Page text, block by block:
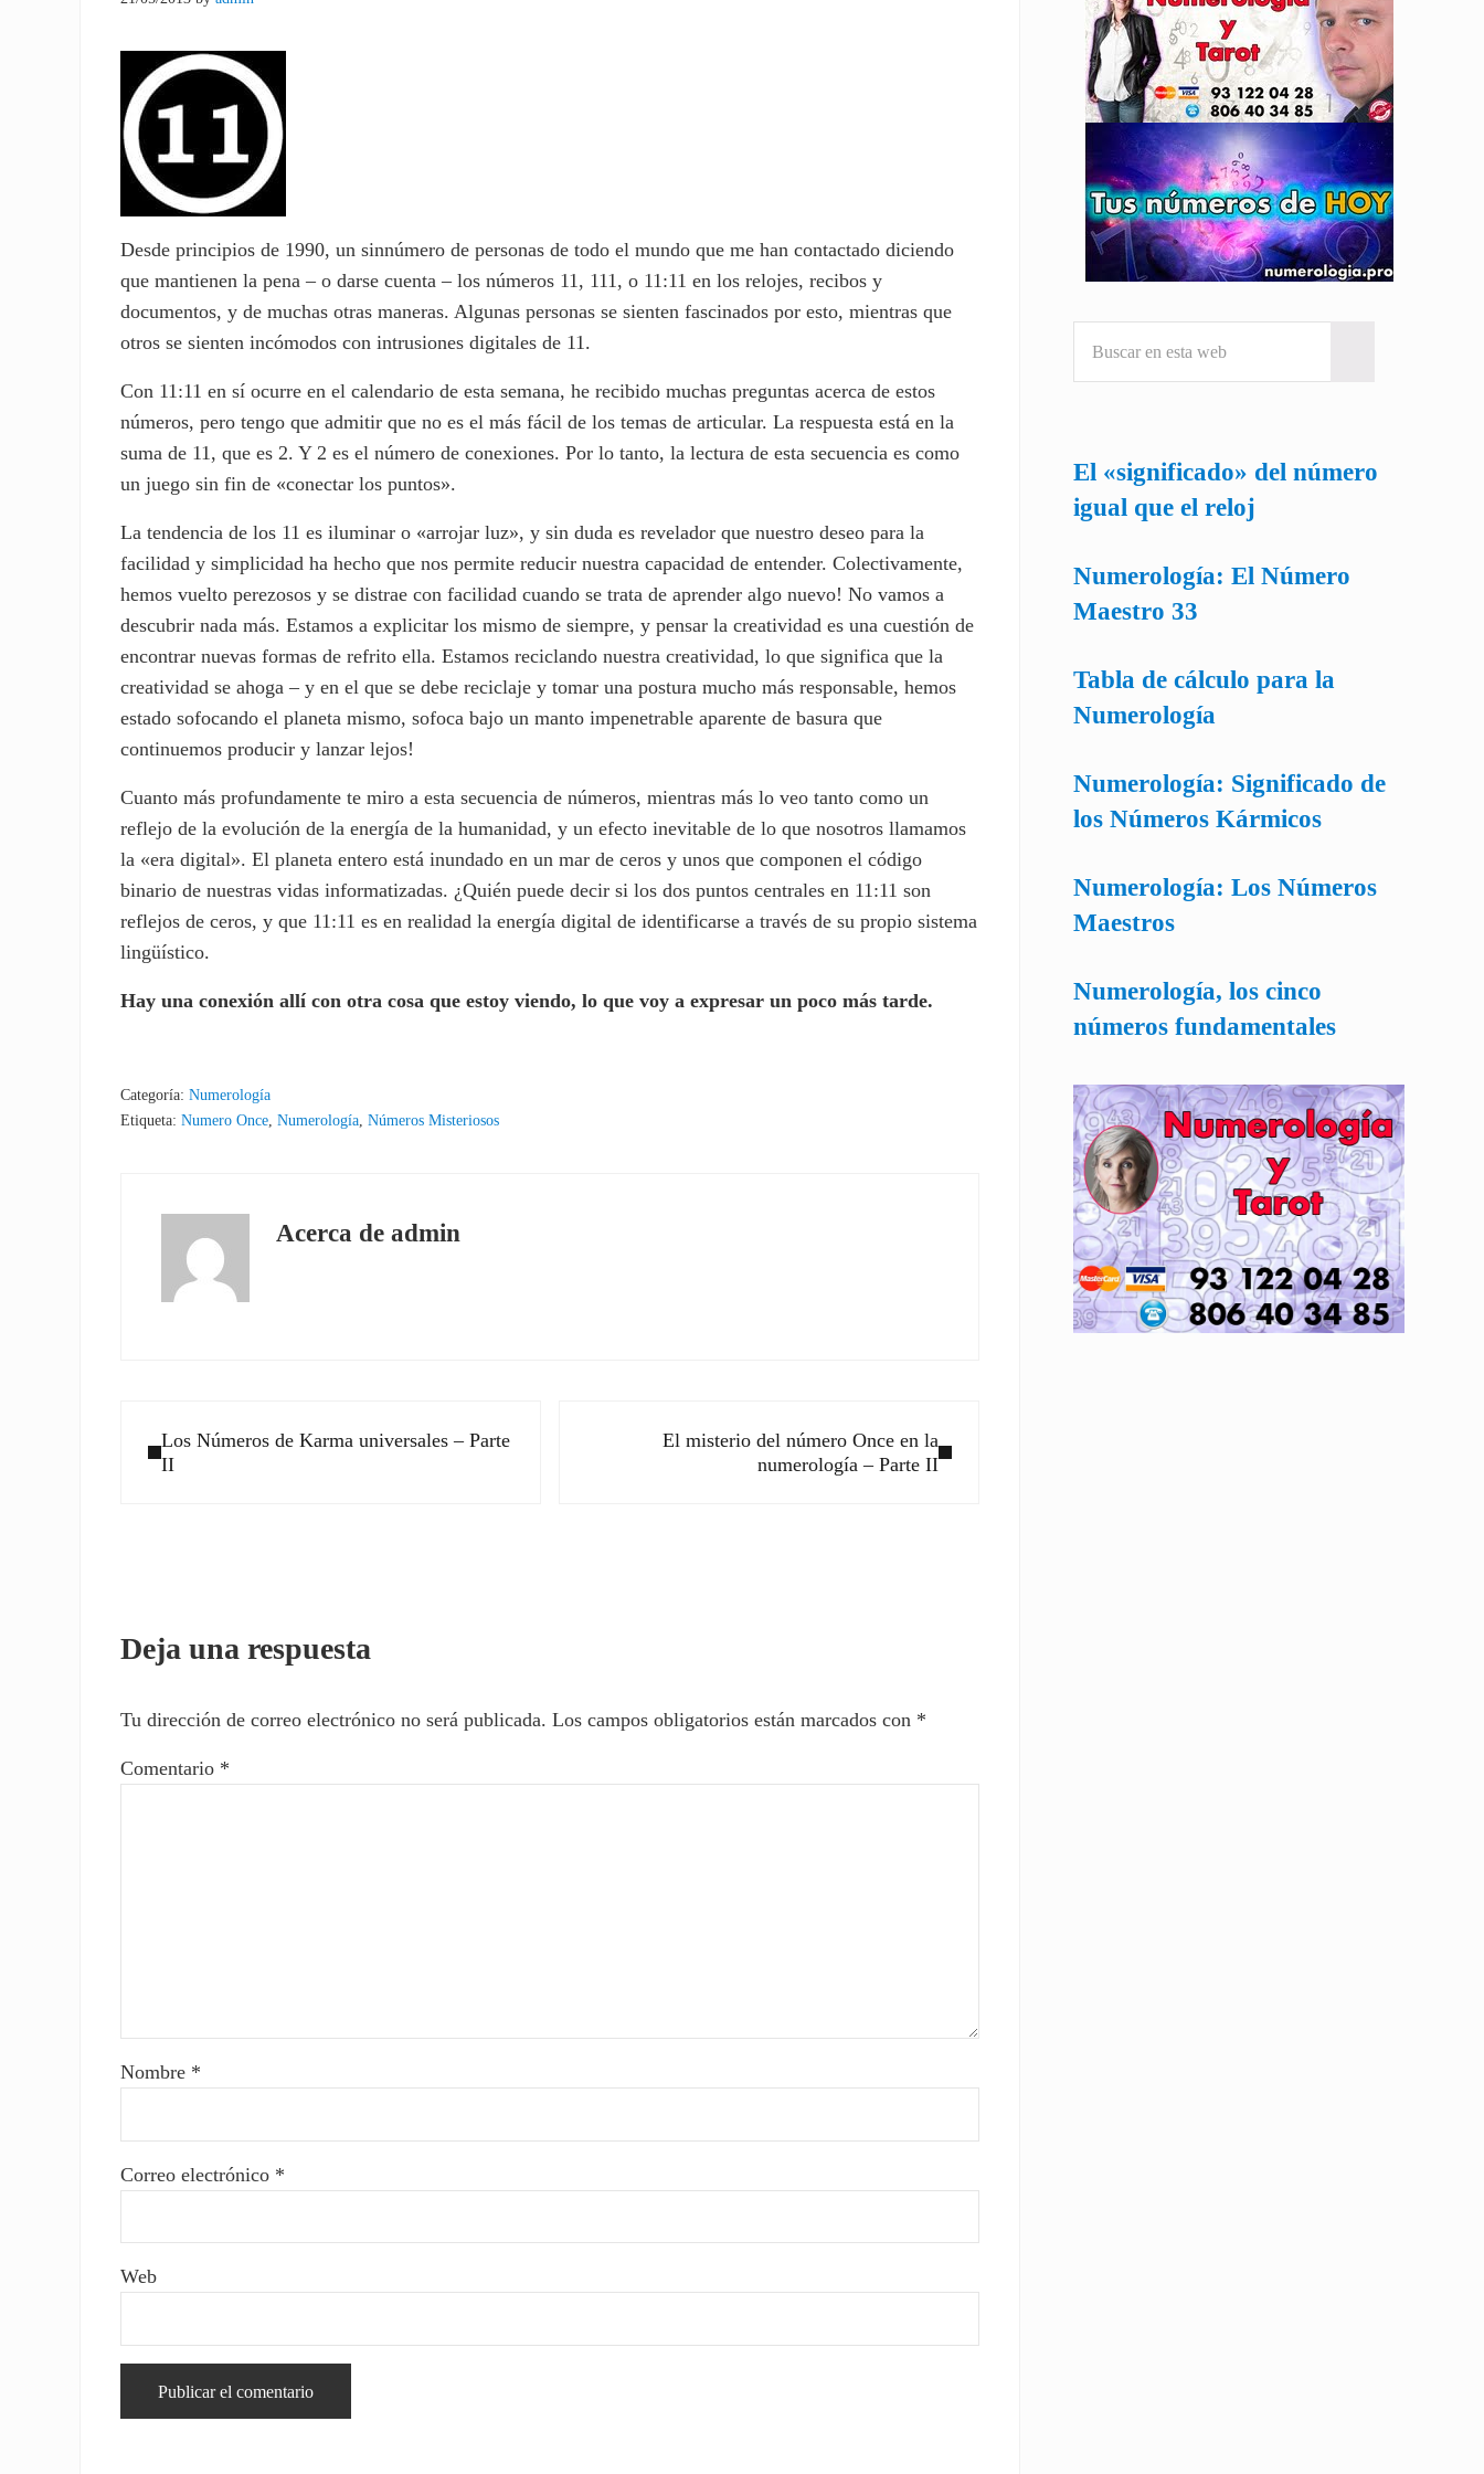
Desde principios de 1990, un sinnúmero de personas de todo el mundo que me han contactado diciendo
que mantienen la pena – o darse cuenta – los números 11, 111, o 11:11 en los relojes, recibos y
documentos, y de muchas otras maneras. Algunas personas se sienten fascinados por esto, mientras que
otros se sienten incómodos con intrusiones digitales de 11.
Con 11:11 en sí ocurre en el calendario de esta semana, he recibido muchas preguntas acerca de estos
números, pero tengo que admitir que no es el más fácil de los temas de articular. La respuesta está en la
suma de 11, que es 2. Y 2 es el número de conexiones. Por lo tanto, la lectura de esta secuencia es como
un juego sin fin de «conectar los puntos».
La tendencia de los 11 es iluminar o «arrojar luz», y sin duda es revelador que nuestro deseo para la
facilidad y simplicidad ha hecho que nos permite reducir nuestra capacidad de entender. Colectivamente,
hemos vuelto perezosos y se distrae con facilidad cuando se trata de aprender algo nuevo! No vamos a
descubrir nada más. Estamos a explicitar los mismo de siempre, y pensar la creatividad es una cuestión de
encontrar nuevas formas de refrito ella. Estamos reciclando nuestra creatividad, lo que significa que la
creatividad se ahoga – y en el que se debe reciclaje y tomar una postura mucho más responsable, hemos
estado sofocando el planeta mismo, sofoca bajo un manto impenetrable aparente de basura que
continuemos producir y lanzar lejos!
Cuanto más profundamente te miro a esta secuencia de números, mientras más lo veo tanto como un
reflejo de la evolución de la energía de la humanidad, y un efecto inevitable de lo que nosotros llamamos
la «era digital». El planeta entero está inundado en un mar de ceros y unos que componen el código
binario de nuestras vidas informatizadas. ¿Quién puede decir si los dos puntos centrales en 11:11 son
reflejos de ceros, y que 11:11 es en realidad la energía digital de identificarse a través de su propio sistema
lingüístico.
Hay una conexión allí con otra cosa que estoy viendo, lo que voy a expresar un poco más tarde.
Categoría:Numerología
Etiqueta:Numero Once ,Numerología ,Números Misteriosos
Acerca deadmin
Los Números de Karma universales – Parte
II
El misterio del número Once en la
numerología – Parte II
Deja una respuesta
Tu dirección de correo electrónico no será publicada. Los campos obligatorios están marcados con *
Comentario *
Nombre *
Correo electrónico *
Web
El «significado» del número
igual que el reloj
Numerología: El Número
Maestro 33
Tabla de cálculo para la
Numerología
Numerología: Significado de
los Números Kármicos
Numerología: Los Números
Maestros
Numerología, los cinco
números fundamentales